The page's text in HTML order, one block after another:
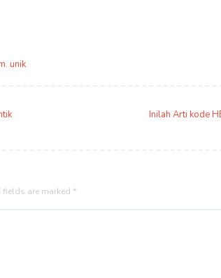
, unik
Inilah Arti kode
fields are marked *